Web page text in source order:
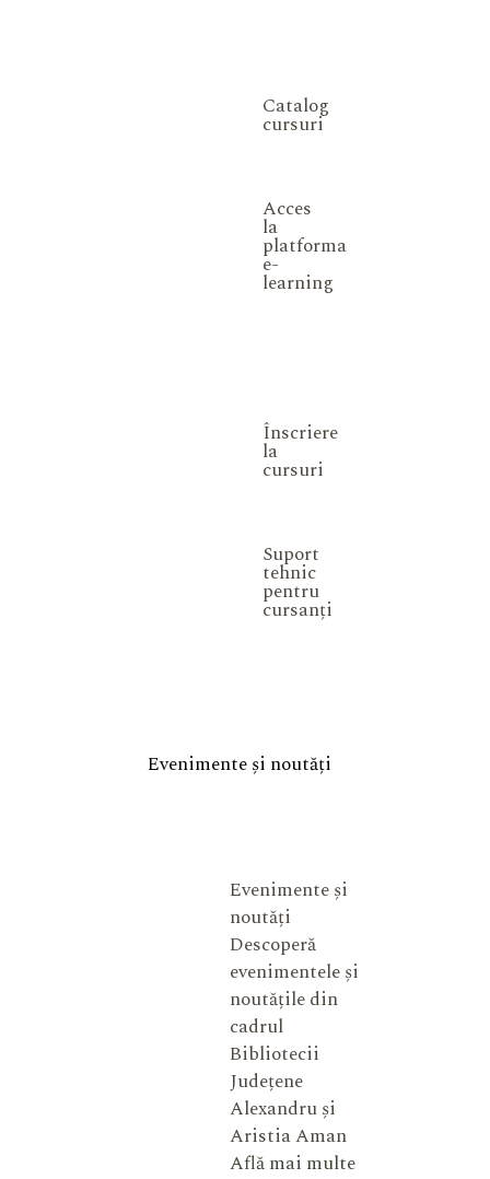
Catalog
cursuri
Acces
la
platforma
e-
learning
Înscriere
la
cursuri
Suport
tehnic
pentru
cursanți
Evenimente și noutăți
Evenimente și
noutăți
Descoperă
evenimentele și
noutățile din
cadrul
Bibliotecii
Județene
Alexandru și
Aristia Aman
Află mai multe